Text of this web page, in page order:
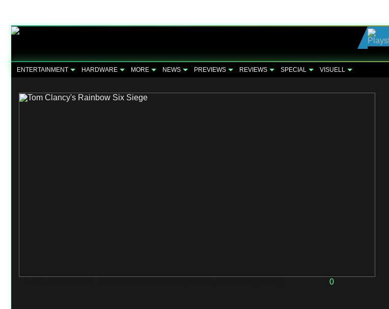
ENTERTAINMENT HARDWARE MORE NEWS PREVIEWS REVIEWS SPECIAL VISUELL
0